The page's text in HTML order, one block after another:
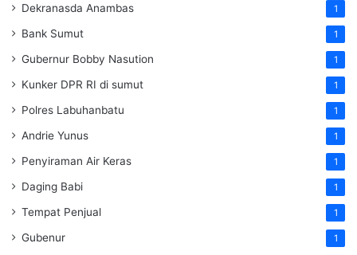
Dekranasda Anambas 1
Bank Sumut 1
Gubernur Bobby Nasution 1
Kunker DPR RI di sumut 1
Polres Labuhanbatu 1
Andrie Yunus 1
Penyiraman Air Keras 1
Daging Babi 1
Tempat Penjual 1
Gubenur 1